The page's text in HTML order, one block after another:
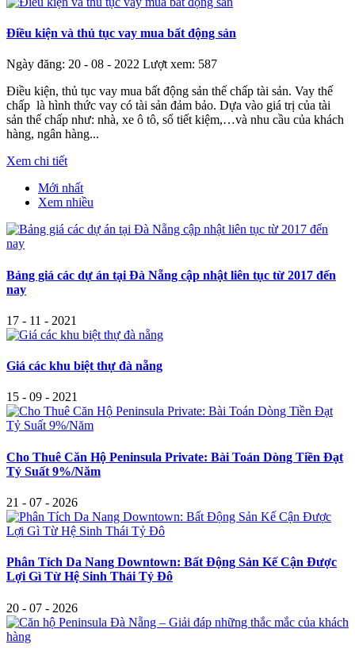
Điều kiện và thủ tục vay mua bất động sản
Ngày đăng: 20 - 08 - 2022 Lượt xem: 587
Điều kiện, thủ tục vay mua bất động sản thế chấp tài sản. Vay thế
chấp là hình thức vay có tài sản đảm bảo. Dựa vào giá trị của tài
sản thế chấp như: nhà, xe ô tô, sổ tiết kiệm,…và nhu cầu của khách
hàng, ngân hàng...
Xem chi tiết
Mới nhất
Xem nhiều
Bảng giá các dự án tại Đà Nẵng cập nhật liên tục từ 2017 đến
nay
17 - 11 - 2021
Giá các khu biệt thự đà nẵng
15 - 09 - 2021
Cho Thuê Căn Hộ Peninsula Private: Bài Toán Dòng Tiền Đạt
Tỷ Suất 9%/Năm
21 - 07 - 2026
Phân Tích Da Nang Downtown: Bất Động Sản Kế Cận Được
Lợi Gì Từ Hệ Sinh Thái Tỷ Đô
20 - 07 - 2026